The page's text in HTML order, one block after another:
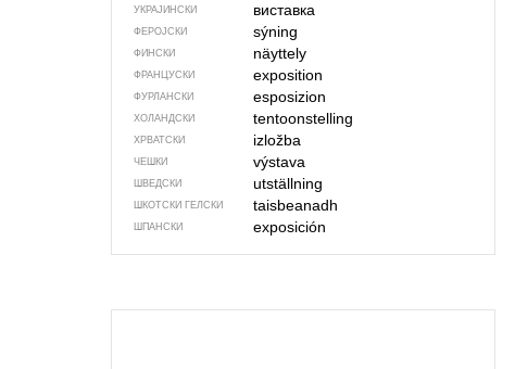
УКРАЈИНСКИ виставка
ФЕРОЈСКИ sýning
ФИНСКИ näyttely
ФРАНЦУСКИ exposition
ФУРЛАНСКИ esposizion
ХОЛАНДСКИ tentoonstelling
ХРВАТСКИ izložba
ЧЕШКИ výstava
ШВЕДСКИ utställning
ШКОТСКИ ГЕЛСКИ taisbeanadh
ШПАНСКИ exposición